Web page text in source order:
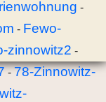
-
- Fewo-
zinnowitz2 -
-78-Zinnowitz-